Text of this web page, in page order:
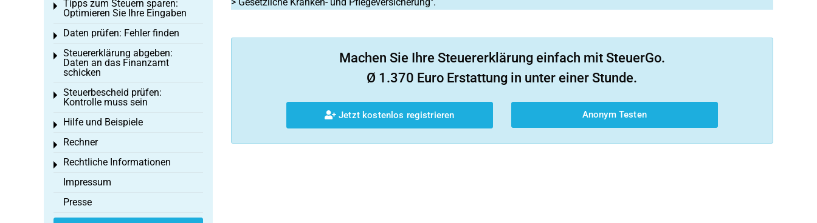
Machen Sie Ihre Steuererklärung einfach mit SteuerGo.
Ø 1.370 Euro Erstattung in unter einer Stunde.
Jetzt kostenlos registrieren Anonym Testen
Tipps zum Steuern sparen:
Optimieren Sie Ihre Eingaben
Toggle menu
Daten prüfen: Fehler finden
Toggle menu
Steuererklärung abgeben:
Daten an das Finanzamt
schicken
Toggle menu
Steuerbescheid prüfen:
Kontrolle muss sein
Toggle menu
Hilfe und Beispiele
Toggle menu
Rechner
Toggle menu
Rechtliche Informationen
Toggle menu
Impressum
Presse